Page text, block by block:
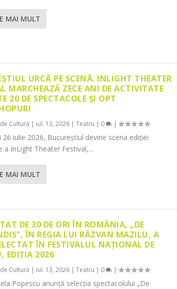
MAI MULT
URCĂ PE SCENĂ. INLIGHT THEATER
MARCHEAZĂ ZECE ANI DE ACTIVITATE
20 DE SPECTACOLE ȘI OPT
Cultură | iul. 13, 2026| Teatru | 0 |
26 iulie 2026, Bucureștiul devine scena ediției
a InLight Theater Festival,...
MAI MULT
DE 30 DE ORI ÎN ROMÂNIA, „DE
ÎN REGIA LUI RĂZVAN MAZILU, A
ÎN FESTIVALUL NAȚIONAL DE
EDIȚIA 2026
Cultură | iul. 13, 2026| Teatru | 0 |
Popescu anunță selecția spectacolului „De